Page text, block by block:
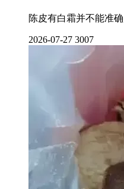
陈皮有白霜并不能准
2026-07-27 3007